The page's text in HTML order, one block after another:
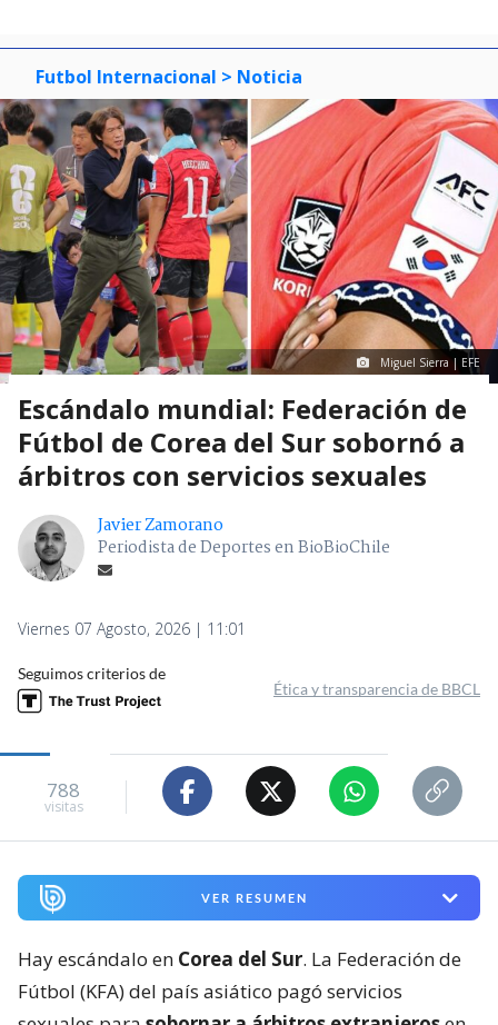
Futbol Internacional > Noticia
Miguel Sierra | EFE
Escándalo mundial: Federación de
Fútbol de Corea del Sur sobornó a
árbitros con servicios sexuales
Javier Zamorano
Periodista de Deportes en BioBioChile
Viernes 07 Agosto, 2026 | 11:01
Seguimos criterios de
Ética y transparencia de BBCL
788
visitas
VER RESUMEN
Hay escándalo en Corea del Sur. La Federación de
Fútbol (KFA) del país asiático pagó servicios